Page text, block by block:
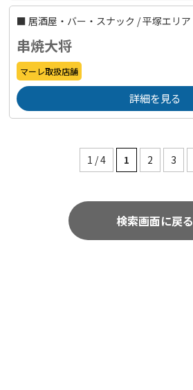
■ 居酒屋・バー・スナック /平塚エリア
串焼大将
マーレ取扱店舗
詳細を見る
1 / 4 1 2 3
検索画面に戻る